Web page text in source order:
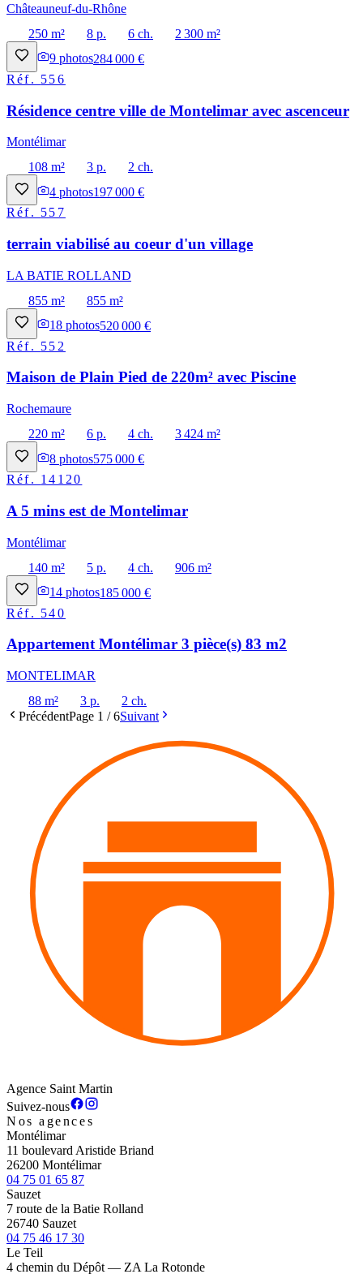
Châteauneuf-du-Rhône
250 m²
8 p. 6 ch.
2 300 m²
9 photos284 000 €
Réf. 556
Résidence centre ville de Montelimar avec ascenceur
Montélimar
108 m²
3 p.
2 ch.
4 photos197 000 €
Réf. 557
terrain viabilisé au coeur d'un village
LA BATIE ROLLAND
855 m²
855 m²
18 photos520 000 €
Réf. 552
Maison de Plain Pied de 220m² avec Piscine
Rochemaure
220 m²
6 p. 4 ch.
3 424 m²
8 photos575 000 €
Réf. 14120
A 5 mins est de Montelimar
Montélimar
140 m²
5 p. 4 ch.
906 m²
14 photos185 000 €
Réf. 540
Appartement Montélimar 3 pièce(s) 83 m2
MONTELIMAR
88 m²
3 p.
2 ch.
PrécédentPage 1 /6Suivant
Agence Saint Martin
Suivez-nous
Nos agences
Montélimar
11 boulevard Aristide Briand
26200 Montélimar
04 75 01 65 87
Sauzet
7 route de la Batie Rolland
26740 Sauzet
04 75 46 17 30
Le Teil
4 chemin du Dépôt — ZA La Rotonde